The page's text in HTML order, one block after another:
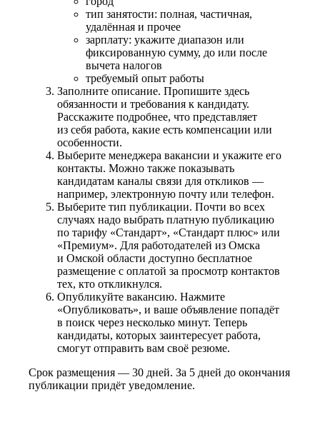
тип занятости: полная, частичная,
удалённая и прочее
зарплату: укажите диапазон или
фиксированную сумму, до или после
вычета налогов
требуемый опыт работы
Заполните описание. Пропишите здесь
обязанности и требования к кандидату.
Расскажите подробнее, что представляет
из себя работа, какие есть компенсации или
особенности.
Выберите менеджера вакансии и укажите его
контакты. Можно также показывать
кандидатам каналы связи для откликов —
например, электронную почту или телефон.
Выберите тип публикации. Почти во всех
случаях надо выбрать платную публикацию
по тарифу «Стандарт», «Стандарт плюс» или
«Премиум». Для работодателей из Омска
и Омской области доступно бесплатное
размещение с оплатой за просмотр контактов
тех, кто откликнулся.
Опубликуйте вакансию. Нажмите
«Опубликовать», и ваше объявление попадёт
в поиск через несколько минут. Теперь
кандидаты, которых заинтересует работа,
смогут отправить вам своё резюме.
Срок размещения — 30 дней. За 5 дней до окончания
публикации придёт уведомление.